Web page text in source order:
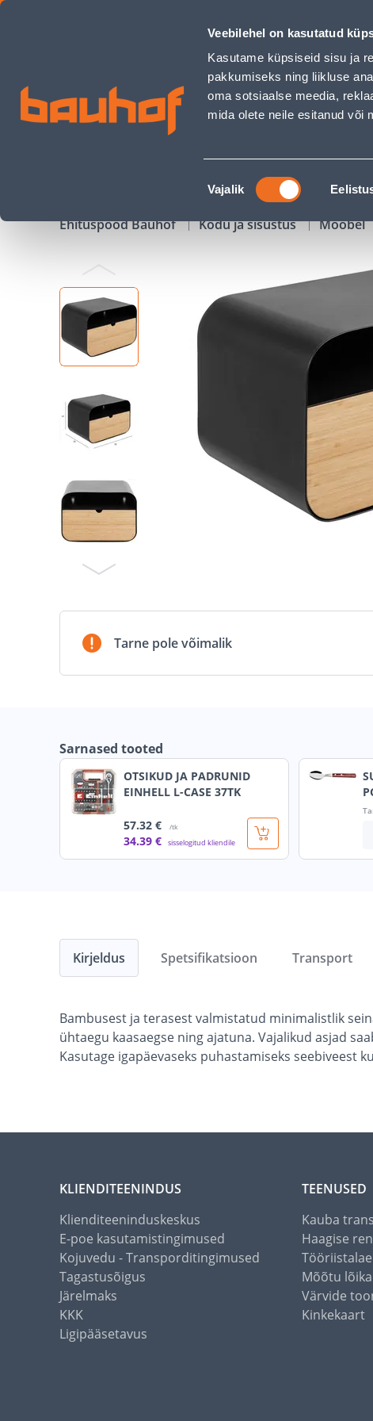
Veebilehel on kasutatud
Kasutame küpsiseid sisu ja
pakkumiseks ning liikluse
oma sotsiaalse meedia,
mida olete neile esitanud või
Nõusoleku
valik
Vajalik
ÖÖKAPP JOLIET 35X25XH23CM, MUST - Bauhof has loaded
Äriklienditeenindus Klienditeenindus
KAMPAANIAD
Ehituspood Bauhof Kodu ja sisustus Mööbel
Tarne pole võimalik
Sarnased tooted
OTSIKUD JA PADRUNID
EINHELL L-CASE 37TK
57.32 € /tk
34.39 € sisselogitud kliendile
Kirjeldus
Bambusest ja terasest valmistatud minimalistlik
ühtaegu kaasaegse ning ajatuna. Vajalikud asjad
Kasutage igapäevaseks puhastamiseks seebiveest
Spetsifikatsioon Transport
KLIENDITEENINDUS
Klienditeeninduskeskus
E-poe kasutamistingimused
Kojuvedu - Transporditingimused
Tagastusõigus
Järelmaks
KKK
Ligipääsetavus
TEENUSED
Kauba
Haagise
Mõõtu
Värvide
Kinkekaart